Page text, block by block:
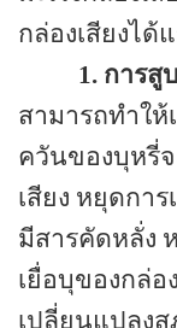
กล่องเสียงได้
1. การสู
สามารถทำให้
ควันของบุหรี่
เสียง หยุดกา
มีสารคัดหลั่ง
เยื่อบุของกล่อ
เปลี่ยนแปลงส